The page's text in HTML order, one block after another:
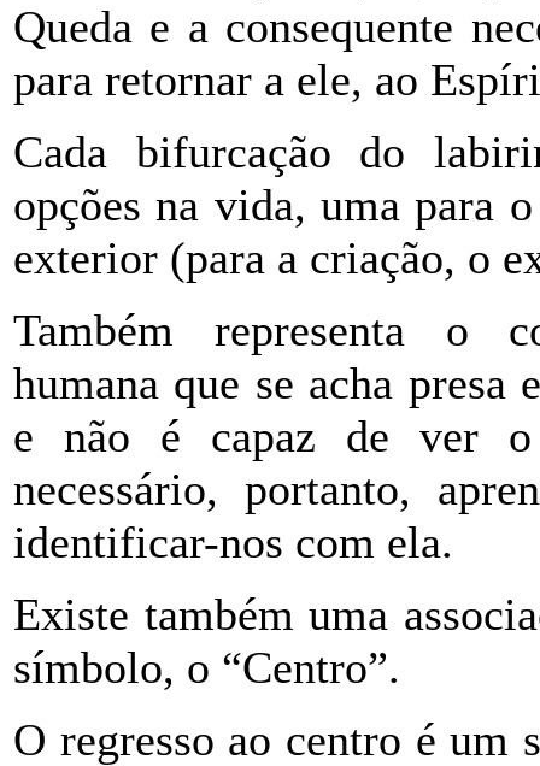
Queda e a consequente
para retornar a ele, ao
Cada bifurcação do
opções na vida, uma para
exterior (para a criação, o
Também representa o
humana que se acha
e não é capaz de ver
necessário, portanto,
identificar-nos com ela.
Existe também uma
símbolo, o “Centro”.
O regresso ao centro é um